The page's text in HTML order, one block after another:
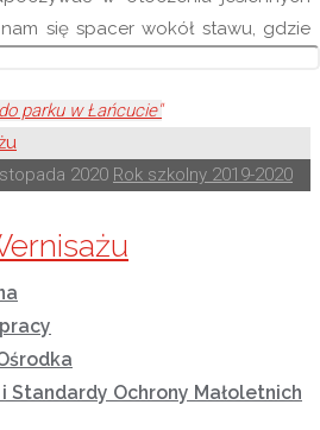
Standardy Ochrony Małoletnich
się spacer wokół stawu, gdzie
…
parku w Łańcucie"
2020 Rok szkolny 2019-2020
w nowo powstałym Pawilonie
Szpitala Powiatowego w
zakończenie XVII Wernisażu
okazję obejrzeć program